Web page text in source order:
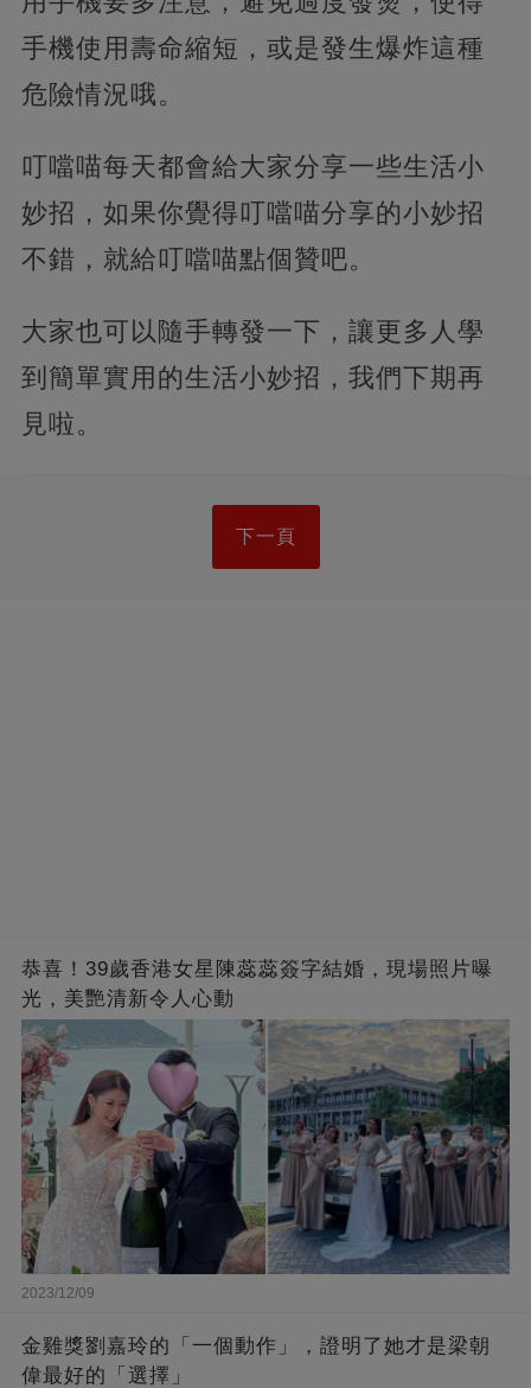
手機使用壽命縮短，或是發生爆炸這種
危險情況哦。
叮噹喵每天都會給大家分享一些生活小
妙招，如果你覺得叮噹喵分享的小妙招
不錯，就給叮噹喵點個贊吧。
大家也可以隨手轉發一下，讓更多人學
到簡單實用的生活小妙招，我們下期再
見啦。
下一頁
恭喜！39歲香港女星陳蕊蕊簽字結婚，現場照片曝
光，美艷清新令人心動
2023/12/09
金雞獎劉嘉玲的「一個動作」，證明了她才是梁朝
偉最好的「選擇」